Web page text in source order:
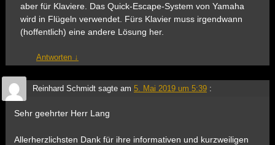
aber für Klaviere. Das Quick-Escape-System von Yamaha
wird in Flügeln verwendet. Fürs Klavier muss irgendwann
(hoffentlich) eine andere Lösung her.
Antworten ↓
Reinhard Schmidtsagte am 5. Mai 2019 um 5:39 :
Sehr geehrter Herr Lang
Allerherzlichsten Dank für ihre informativen und kurzweiligen